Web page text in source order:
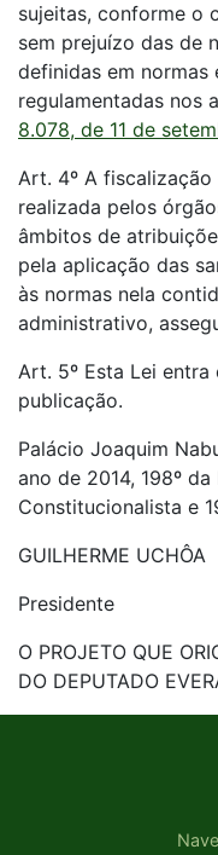
sujeitas, conforme o
sem prejuízo das de
definidas em normas
regulamentadas nos
8.078, de 11 de
Art. 4º A
realizada pelos
âmbitos de
pela aplicação das
às normas nela
administrativo,
Art. 5º Esta Lei
publicação.
Palácio Joaquim
ano de 2014, 198º
Constitucionalista e
GUILHERME UCHÔA
Presidente
O PROJETO QUE
DO DEPUTADO